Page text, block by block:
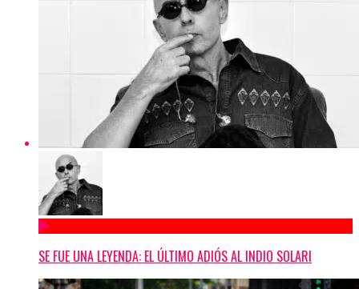
SE FUE UNA LEYENDA: EL ÚLTIMO ADIÓS AL INDIO SOLARI